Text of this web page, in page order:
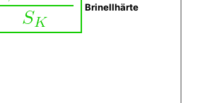
Brinellhärte